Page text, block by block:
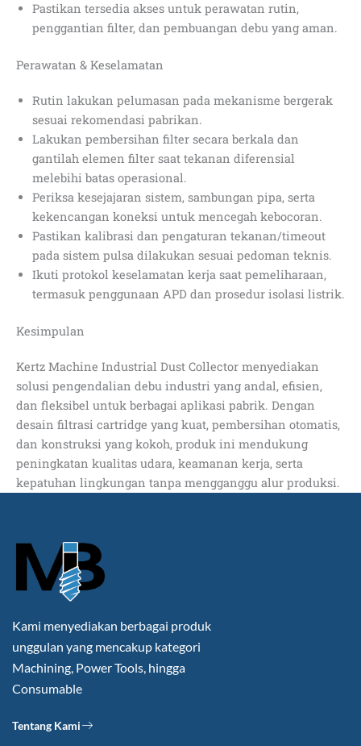
Pastikan tersedia akses untuk perawatan rutin,
penggantian filter, dan pembuangan debu yang aman.
Perawatan & Keselamatan
Rutin lakukan pelumasan pada mekanisme bergerak
sesuai rekomendasi pabrikan.
Lakukan pembersihan filter secara berkala dan
gantilah elemen filter saat tekanan diferensial
melebihi batas operasional.
Periksa kesejajaran sistem, sambungan pipa, serta
kekencangan koneksi untuk mencegah kebocoran.
Pastikan kalibrasi dan pengaturan tekanan/timeout
pada sistem pulsa dilakukan sesuai pedoman teknis.
Ikuti protokol keselamatan kerja saat pemeliharaan,
termasuk penggunaan APD dan prosedur isolasi listrik.
Kesimpulan
Kertz Machine Industrial Dust Collector menyediakan
solusi pengendalian debu industri yang andal, efisien,
dan fleksibel untuk berbagai aplikasi pabrik. Dengan
desain filtrasi cartridge yang kuat, pembersihan otomatis,
dan konstruksi yang kokoh, produk ini mendukung
peningkatan kualitas udara, keamanan kerja, serta
kepatuhan lingkungan tanpa mengganggu alur produksi.
Kami menyediakan berbagai produk
unggulan yang mencakup kategori
Machining, Power Tools, hingga
Consumable
Tentang Kami